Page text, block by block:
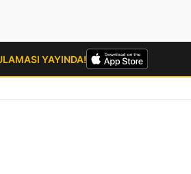
YAYINDA!